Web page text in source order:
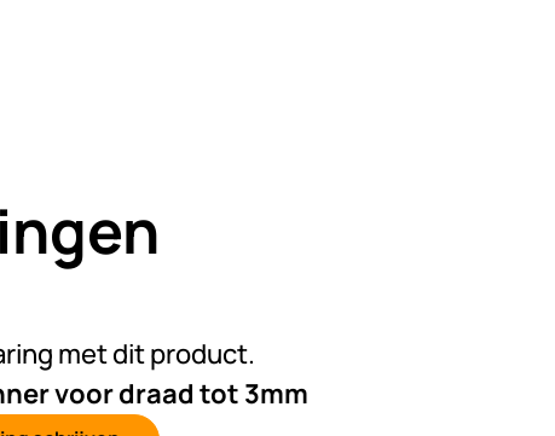
met dit product.
voor draad tot 3mm